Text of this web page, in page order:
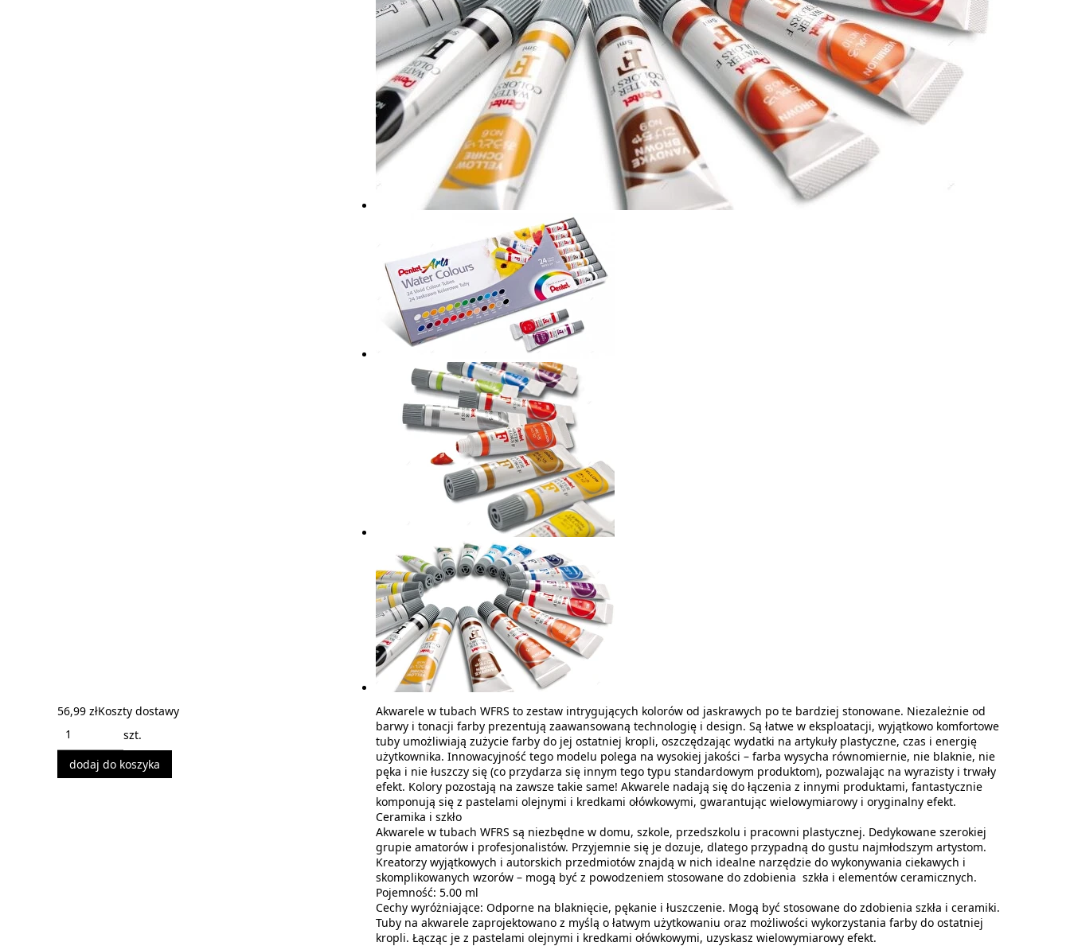
56,99 złKoszty dostawy
szt.
dodaj do koszyka
Akwarele w tubach WFRS to zestaw intrygujących kolorów od jaskrawych po te bardziej stonowane. Niezależnie od
barwy i tonacji farby prezentują zaawansowaną technologię i design. Są łatwe w eksploatacji, wyjątkowo komfortowe
tuby umożliwiają zużycie farby do jej ostatniej kropli, oszczędzając wydatki na artykuły plastyczne, czas i energię
użytkownika. Innowacyjność tego modelu polega na wysokiej jakości – farba wysycha równomiernie, nie blaknie, nie
pęka i nie łuszczy się (co przydarza się innym tego typu standardowym produktom), pozwalając na wyrazisty i trwały
efekt. Kolory pozostają na zawsze takie same! Akwarele nadają się do łączenia z innymi produktami, fantastycznie
komponują się z pastelami olejnymi i kredkami ołówkowymi, gwarantując wielowymiarowy i oryginalny efekt.
Ceramika i szkło
Akwarele w tubach WFRS są niezbędne w domu, szkole, przedszkolu i pracowni plastycznej. Dedykowane szerokiej
grupie amatorów i profesjonalistów. Przyjemnie się je dozuje, dlatego przypadną do gustu najmłodszym artystom.
Kreatorzy wyjątkowych i autorskich przedmiotów znajdą w nich idealne narzędzie do wykonywania ciekawych i
skomplikowanych wzorów – mogą być z powodzeniem stosowane do zdobienia szkła i elementów ceramicznych.
Pojemność: 5.00 ml
Cechy wyróżniające: Odporne na blaknięcie, pękanie i łuszczenie. Mogą być stosowane do zdobienia szkła i ceramiki.
Tuby na akwarele zaprojektowano z myślą o łatwym użytkowaniu oraz możliwości wykorzystania farby do ostatniej
kropli. Łącząc je z pastelami olejnymi i kredkami ołówkowymi, uzyskasz wielowymiarowy efekt.